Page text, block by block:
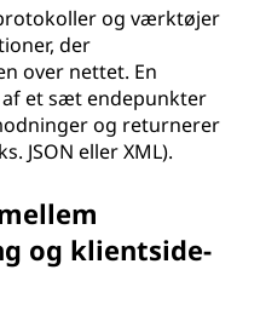
og værktøjer
der
over nettet. En
af et sæt endepunkter
og returnerer
JSON eller XML).
og klientside-